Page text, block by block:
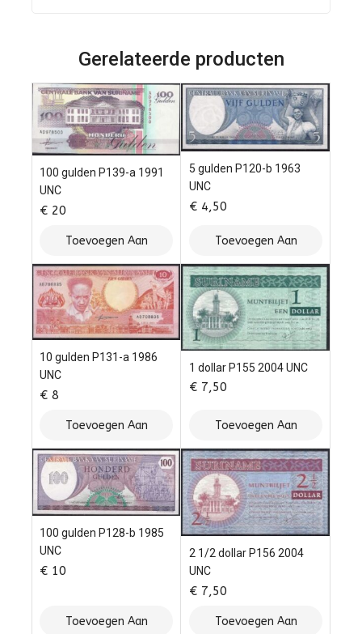
Gerelateerde producten
100 gulden P139-a 1991
UNC
€ 20
Toevoegen Aan
Winkelwagen
5 gulden P120-b 1963
UNC
€ 4,50
Toevoegen Aan
Winkelwagen
10 gulden P131-a 1986
UNC
€ 8
Toevoegen Aan
Winkelwagen
1 dollar P155 2004 UNC
€ 7,50
Toevoegen Aan
Winkelwagen
100 gulden P128-b 1985
UNC
€ 10
Toevoegen Aan
2 1/2 dollar P156 2004
UNC
€ 7,50
Toevoegen Aan